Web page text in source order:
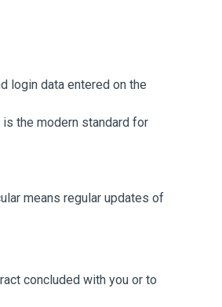
login data entered on the
the modern standard for
means regular updates of
concluded with you or to